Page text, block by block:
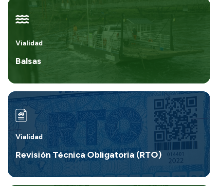
Balsas
Vialidad
Revisión Técnica Obligatoria (RTO)
Vialidad